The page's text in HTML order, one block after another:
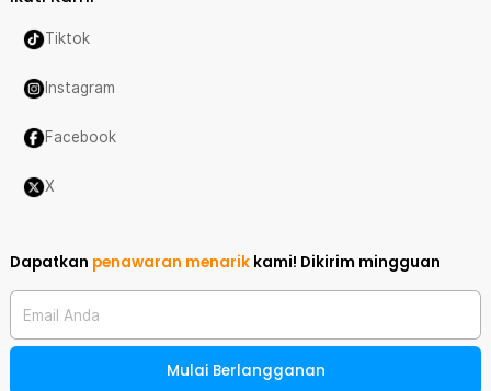
Tiktok
Instagram
Facebook
X
Dapatkan penawaran menarik kami! Dikirim mingguan
Email Anda
Mulai Berlangganan